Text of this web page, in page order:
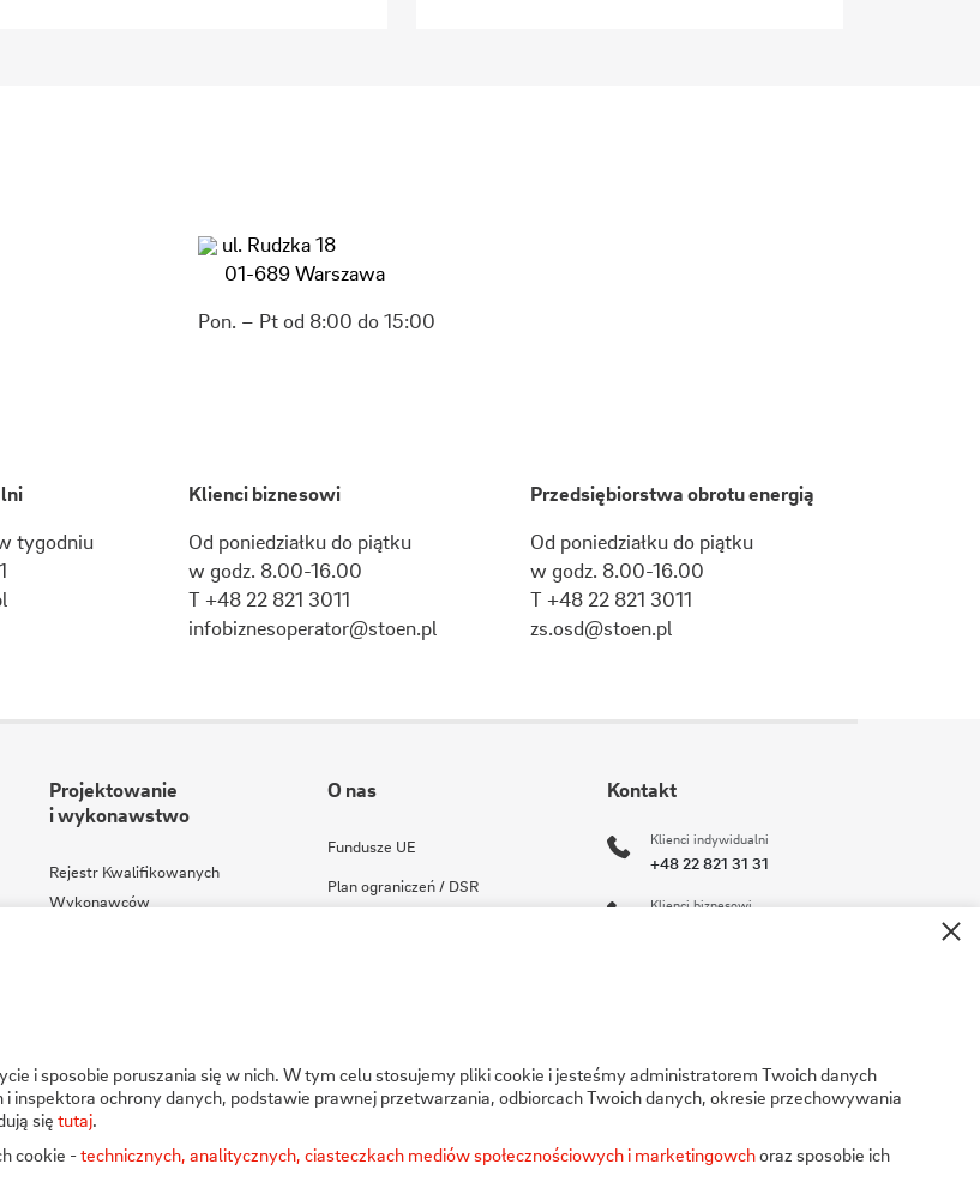
ul. Rudzka 18
01-689 Warszawa
Pon. – Pt od 8:00 do 15:00
tygodniu
Klienci biznesowi
Od poniedziałku do piątku
w godz. 8.00-16.00
T +48 22 821 3011
infobiznesoperator@stoen.pl
Przedsiębiorstwa obrotu energią
Od poniedziałku do piątku
w godz. 8.00-16.00
T +48 22 821 3011
zs.osd@stoen.pl
Projektowanie
i wykonawstwo
Rejestr Kwalifikowanych
Wykonawców
O nas
Fundusze UE
Plan ograniczeń / DSR
Kontakt
Klienci indywidualni
+48 22 821 31 31
Klienci biznesowi
Stoen Operator Sp. z o.o.
02-757 Warszawa
i sposobie poruszania się w nich. W tym celu stosujemy pliki cookie i jesteśmy administratorem Twoich danych
ochrony danych, podstawie prawnej przetwarzania, odbiorcach Twoich danych, okresie przechowywania
się tutaj.
cookie -technicznych, analitycznych, ciasteczkach mediów społecznościowych i marketingowchoraz sposobie ich